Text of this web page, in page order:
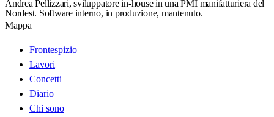
Andrea Pellizzari, sviluppatore in-house in una PMI manifatturiera del
Nordest. Software interno, in produzione, mantenuto.
Mappa
Frontespizio
Lavori
Concetti
Diario
Chi sono